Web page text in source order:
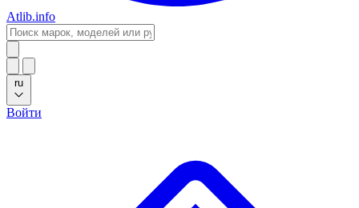
Atlib.info
ru
Войти